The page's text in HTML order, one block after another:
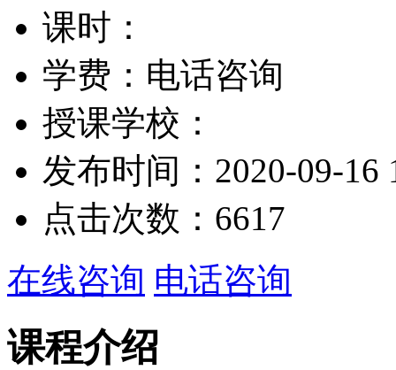
课时：
学费： 电话咨询
授课学校：
发布时间： 2020-09-16
点击次数： 6617
在线咨询 电话咨询
课程介绍